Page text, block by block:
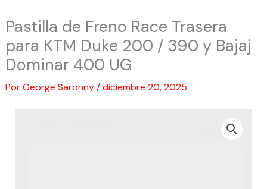
Pastilla de Freno Race Trasera
para KTM Duke 200 / 390 y Bajaj
Dominar 400 UG
PorGeorge Saronny/diciembre 20, 2025
Dominar
400
UG
cantidad